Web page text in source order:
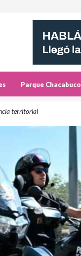
Parque Chacabuco
territorial